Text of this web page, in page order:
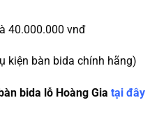
40.000.000 vnđ
kiện bàn bida chính hãng)
bida lỗ Hoàng Gia tại đây